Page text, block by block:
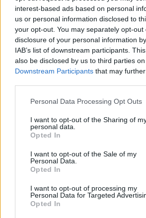
interest-based ads based on personal
us or personal information disclosed to
your opt-out. You may separately opt-
disclosure of your personal information
IAB’s list of downstream participants.
also be disclosed by us to third parties
Downstream Participants that may
Personal Data Processing Opt Outs
I want to opt-out of the Sharing of
personal data.
Opted In
I want to opt-out of the Sale of my
Personal Data.
Opted In
I want to opt-out of processing my
Personal Data for Targeted
Opted In
In evidenza